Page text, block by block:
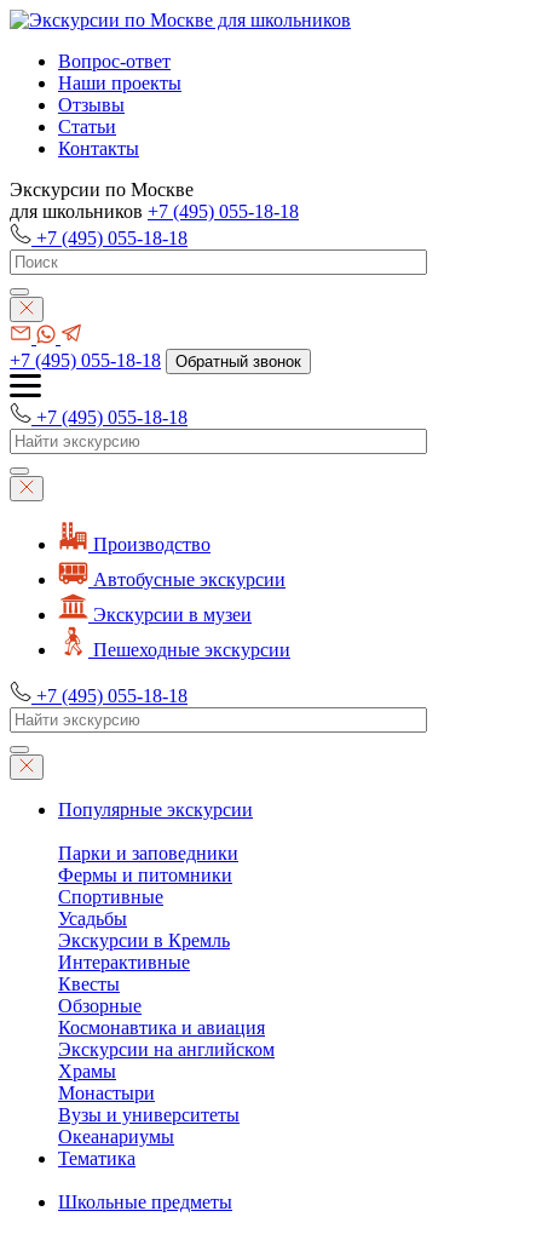
Вопрос-ответ
Наши проекты
Отзывы
Статьи
Контакты
Экскурсии по Москве
для школьников +7 (495) 055-18-18
+7 (495) 055-18-18
+7 (495) 055-18-18 Обратный звонок
+7 (495) 055-18-18
Производство
Автобусные экскурсии
Экскурсии в музеи
Пешеходные экскурсии
+7 (495) 055-18-18
Популярные экскурсии
Парки и заповедники
Фермы и питомники
Спортивные
Усадьбы
Экскурсии в Кремль
Интерактивные
Квесты
Обзорные
Космонавтика и авиация
Экскурсии на английском
Храмы
Монастыри
Вузы и университеты
Океанариумы
Тематика
Школьные предметы